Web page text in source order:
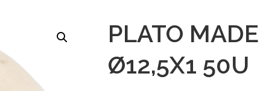
PLATO
Ø12,5X1 50U